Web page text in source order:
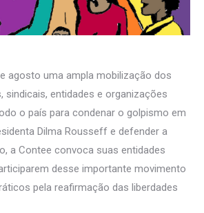
agosto uma ampla mobilização dos
sindicais, entidades e organizações
o país para condenar o golpismo em
Dilma Rousseff e defender a
a Contee convoca suas entidades
desse importante movimento
pela reafirmação das liberdades